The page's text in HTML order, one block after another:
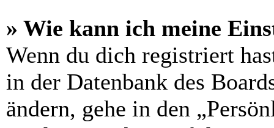
» Wie kann ich meine
Wenn du dich registriert
in der Datenbank des
ändern, gehe in den